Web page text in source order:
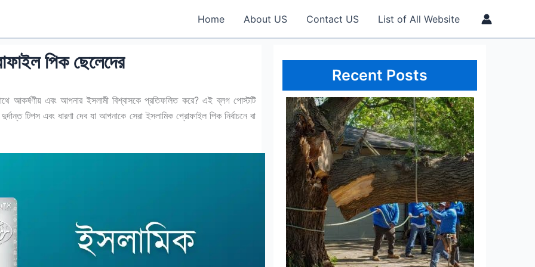
Home About US Contact US List of All Website
পিক ছেলেদের
আকর্ষণীয় এবং আপনার ইসলামী বিশ্বাসকে প্রতিফলিত করে? এই ব্লগ পোস্টটি
টিপস এবং ধারণা দেব যা আপনাকে সেরা ইসলামিক প্রোফাইল পিক নির্বাচনে বা
Recent Posts